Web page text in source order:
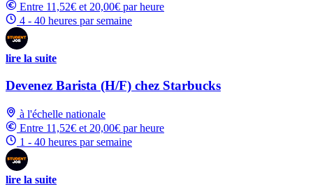
Entre 11,52€ et 20,00€ par heure
4 - 40 heures par semaine
lire la suite
Devenez Barista (H/F) chez Starbucks
à l'échelle nationale
Entre 11,52€ et 20,00€ par heure
1 - 40 heures par semaine
lire la suite